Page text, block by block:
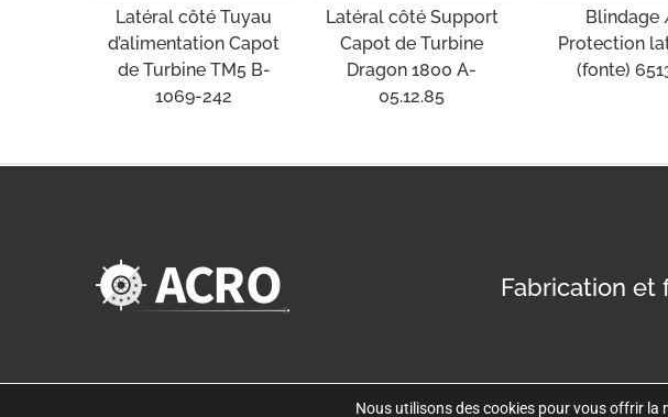
Latéral côté Tuyau
d’alimentation Capot
de Turbine TM5 B-
1069-242
Latéral côté Support
Capot de Turbine
Dragon 1800 A-
05.12.85
Blindage
Protection
(fonte)
Fabrication et
Nous utilisons des cookies pour vous offrir la